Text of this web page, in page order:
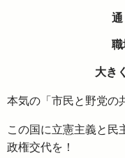
通
職
大き
本気の「市民と野党の
この国に立憲主義と民
政権交代を！